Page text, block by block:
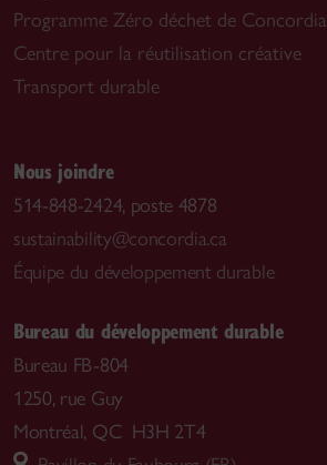
Programme Zéro déchet de Concordia
Centre pour la réutilisation créative
Transport durable
Nous joindre
514-848-2424, poste 4878
sustainability@concordia.ca
Équipe du développement durable
Bureau du développement durable
Bureau FB-804
1250, rue Guy
Montréal, QC H3H 2T4